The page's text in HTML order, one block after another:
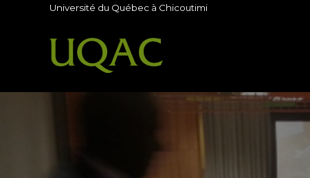
Université du Québec à Chicoutimi